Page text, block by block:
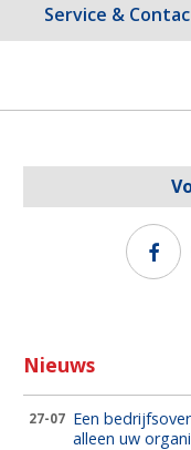
Service &
Nieuws
27-07 Een
alleen uw